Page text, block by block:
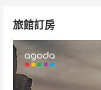
旅館訂房